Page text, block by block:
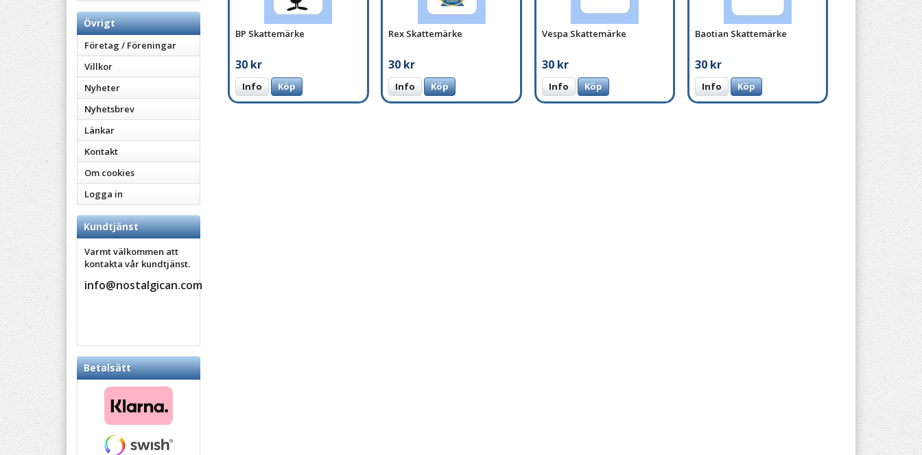
Övrigt
Företag / Föreningar
Villkor
Nyheter
Nyhetsbrev
Länkar
Kontakt
Om cookies
Logga in
Kundtjänst
Varmt välkommen att
kontakta vår kundtjänst.
info@nostalgican.com
Betalsätt
BP Skattemärke
30 kr
Info Köp
Rex Skattemärke
30 kr
Info Köp
Vespa Skattemärke
30 kr
Info Köp
Baotian Skattemärke
30 kr
Info Köp